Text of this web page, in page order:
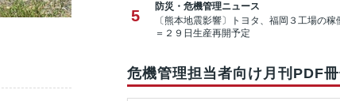
5
防災・危機管理ニュース
〔熊本地震影響〕トヨタ、福岡３工場の稼
＝２９日生産再開予定
危機管理担当者向け月刊PDF